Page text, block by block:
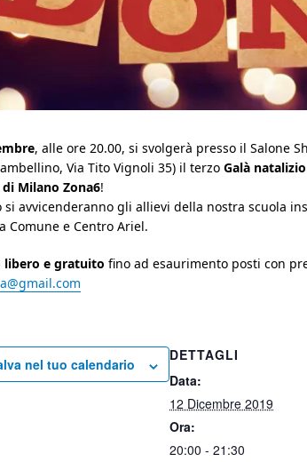
, alle ore 20.00, si svolgerà presso il Salone
Via Tito Vignoli 35) il terzo Galà
Milano Zona6!
si avvicenderanno gli allievi della nostra scuola
Comune e Centro Ariel.
libero e gratuito fino ad esaurimento posti con
nel tuo calendario
DETTAGLI
Data:
12 Dicembre 2019
Ora:
20:00 - 21:30